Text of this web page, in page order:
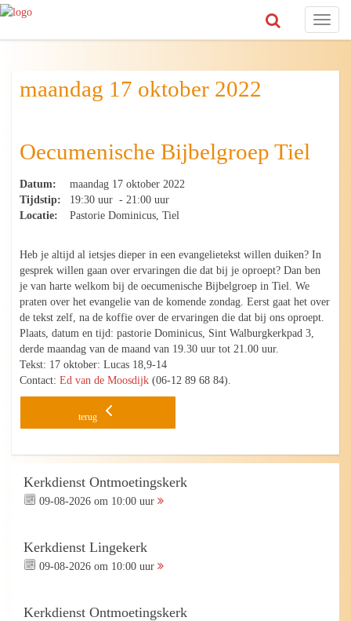
Toggle
maandag 17 oktober 2022
Oecumenische Bijbelgroep Tiel
Datum:
maandag 17 oktober 2022
Tijdstip:
19:30 uur - 21:00 uur
Locatie:
Pastorie Dominicus, Tiel
Heb je altijd al ietsjes dieper in een evangelietekst willen duiken? In
gesprek willen gaan over ervaringen die dat bij je oproept? Dan ben
je van harte welkom bij de oecumenische Bijbelgroep in Tiel. We
praten over het evangelie van de komende zondag. Eerst gaat het over
de tekst zelf, na de koffie over de ervaringen die dat bij ons oproept.
Plaats, datum en tijd: pastorie Dominicus, Sint Walburgkerkpad 3,
derde maandag van de maand van 19.30 uur tot 21.00 uur.
Tekst: 17 oktober: Lucas 18,9-14
Contact:Ed van de Moosdijk (06-12 89 68 84).
terug
Kerkdienst Ontmoetingskerk
09-08-2026 om 10:00 uur
Kerkdienst Lingekerk
09-08-2026 om 10:00 uur
Kerkdienst Ontmoetingskerk